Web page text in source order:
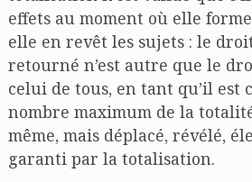
effets au moment où elle
elle en revêt les sujets : le
retourné n’est autre que le
celui de tous, en tant qu’il est
nombre maximum de la
même, mais déplacé, révélé,
garanti par la totalisation.